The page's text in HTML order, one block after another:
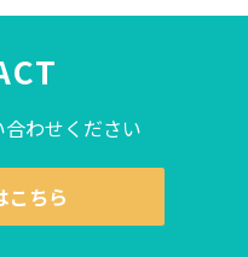
わせください
こちら